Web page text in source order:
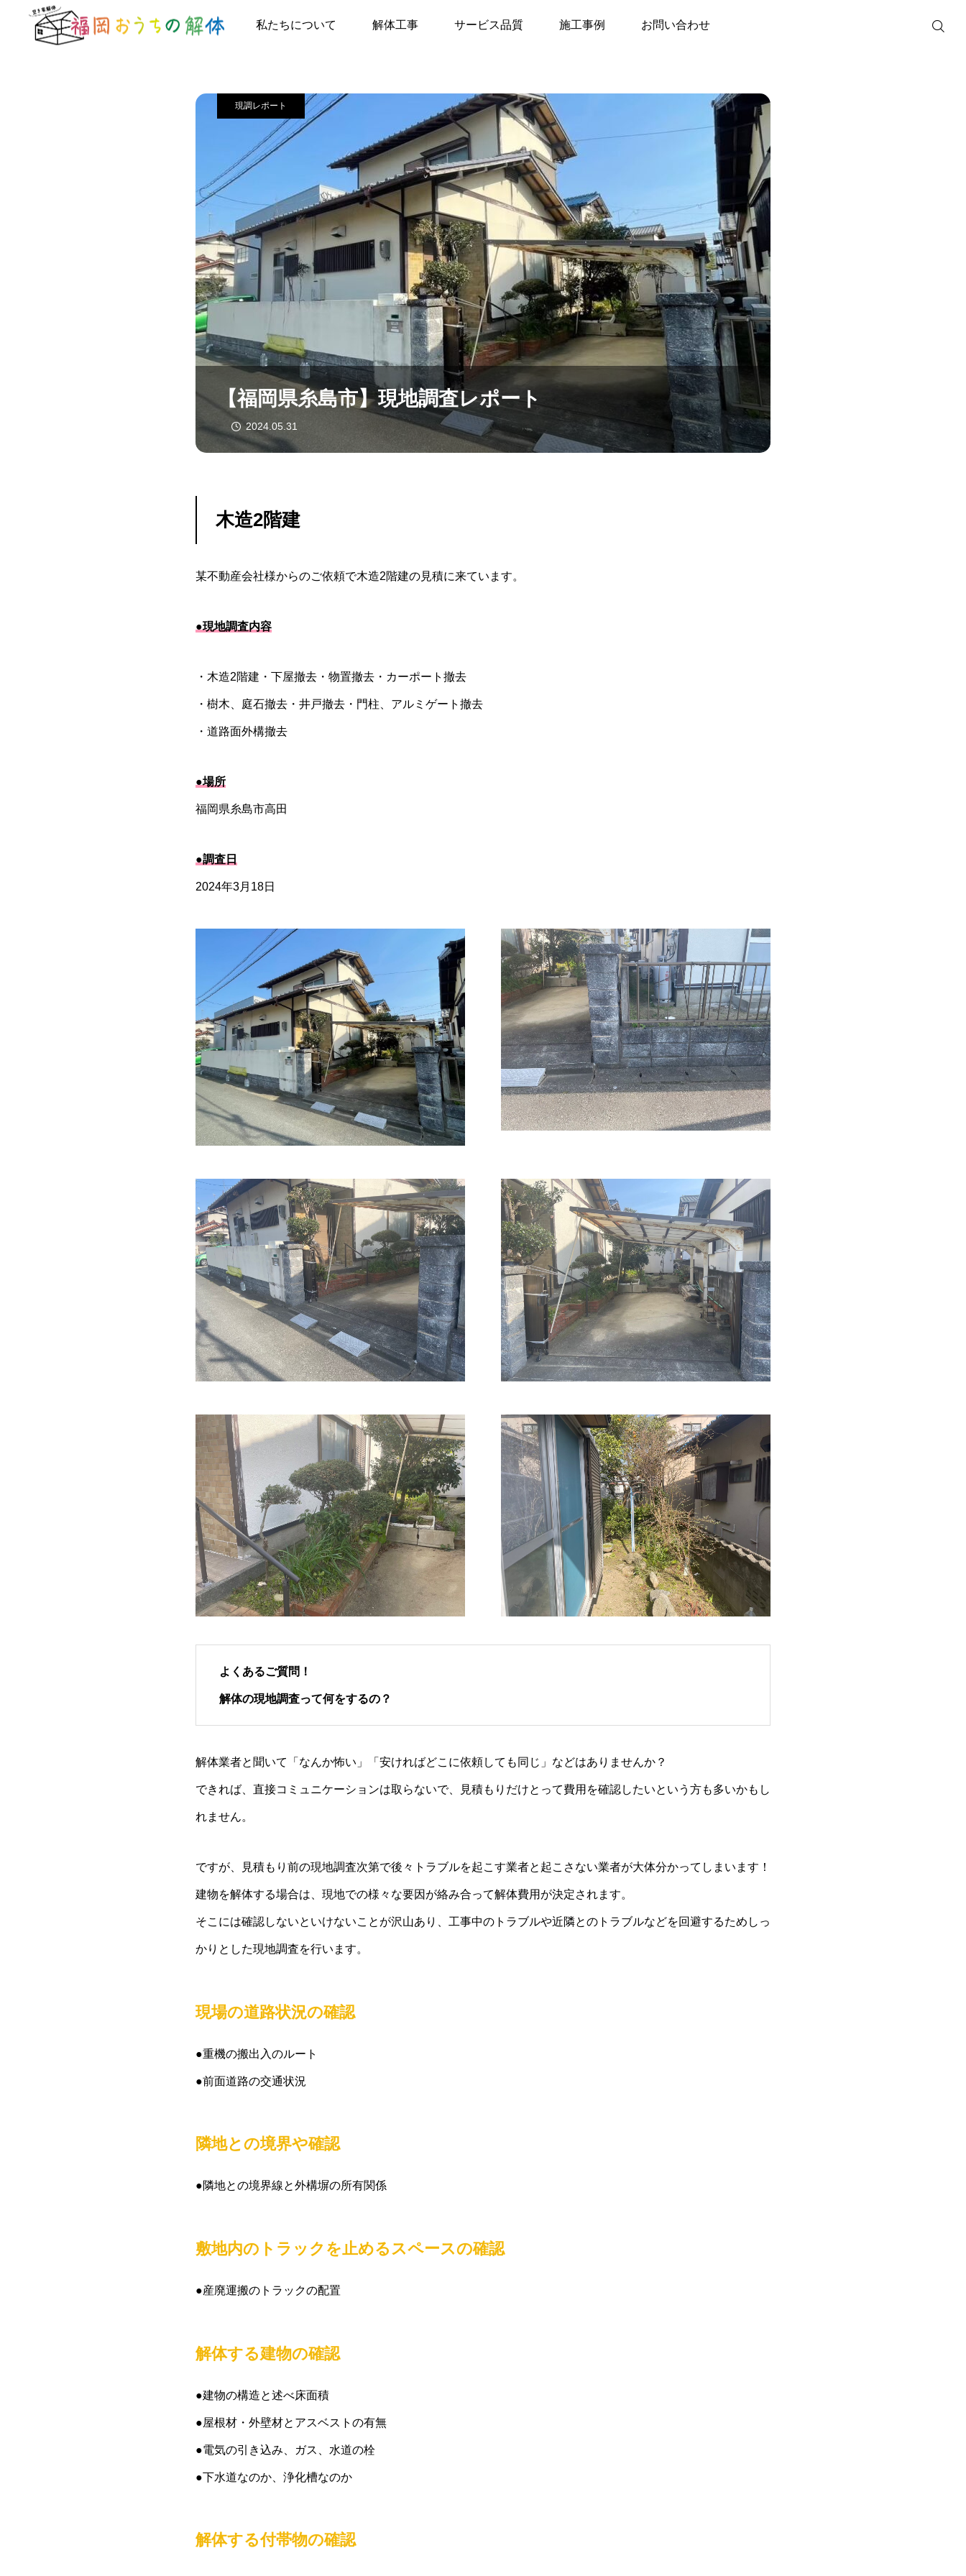
私たちについて 解体工事 サービス品質 施工事例 お問い合わせ
施工事例 現調レポート 【福岡県糸島市】現地調査レポート
【福岡県糸島市】現地調査レポート
2024.05.31
現調レポート
木造2階建
某不動産会社様からのご依頼で木造2階建の見積に来ています。
●現地調査内容
・木造2階建・下屋撤去・物置撤去・カーポート撤去
・樹木、庭石撤去・井戸撤去・門柱、アルミゲート撤去
・道路面外構撤去
●場所
福岡県糸島市高田
●調査日
2024年3月18日
よくあるご質問！
解体の現地調査って何をするの？
解体業者と聞いて「なんか怖い」「安ければどこに依頼しても同じ」などはありませんか？
できれば、直接コミュニケーションは取らないで、見積もりだけとって費用を確認したいという方も多いかもし
れません。
ですが、見積もり前の現地調査次第で後々トラブルを起こす業者と起こさない業者が大体分かってしまいます！
建物を解体する場合は、現地での様々な要因が絡み合って解体費用が決定されます。
そこには確認しないといけないことが沢山あり、工事中のトラブルや近隣とのトラブルなどを回避するためしっ
かりとした現地調査を行います。
現場の道路状況の確認
●重機の搬出入のルート
●前面道路の交通状況
隣地との境界や確認
●隣地との境界線と外構塀の所有関係
敷地内のトラックを止めるスペースの確認
●産廃運搬のトラックの配置
解体する建物の確認
●建物の構造と述べ床面積
●屋根材・外壁材とアスベストの有無
●電気の引き込み、ガス、水道の栓
●下水道なのか、浄化槽なのか
解体する付帯物の確認